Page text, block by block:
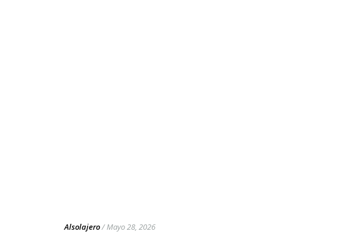
Alsolajero/Mayo 28, 2026